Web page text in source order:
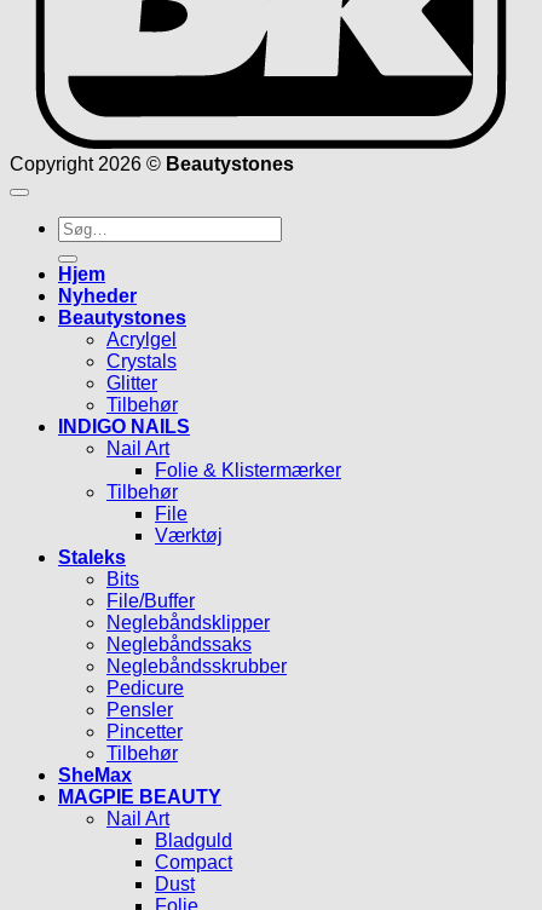
Copyright 2026 © Beautystones
Søg
efter:
Hjem
Nyheder
Beautystones
Acrylgel
Crystals
Glitter
Tilbehør
INDIGO NAILS
Nail Art
Folie & Klistermærker
Tilbehør
File
Værktøj
Staleks
Bits
File/Buffer
Neglebåndsklipper
Neglebåndssaks
Neglebåndsskrubber
Pedicure
Pensler
Pincetter
Tilbehør
SheMax
MAGPIE BEAUTY
Nail Art
Bladguld
Compact
Dust